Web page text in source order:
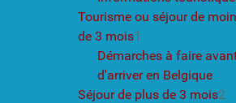
Tourisme ou séjour de
de 3 mois1
Démarches à faire
d'arriver en Belgique
Séjour de plus de 3 mois2